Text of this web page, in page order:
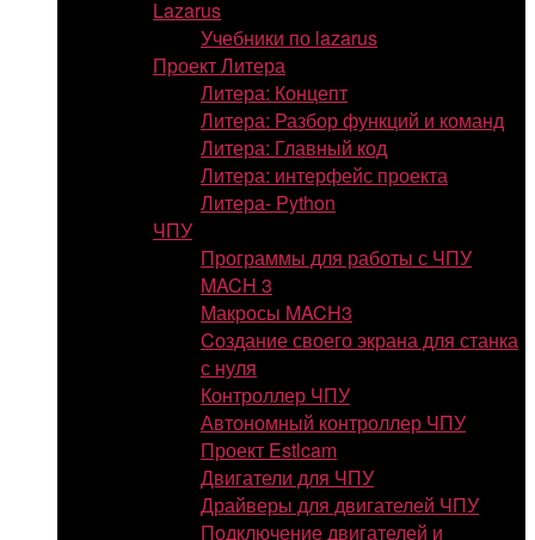
Lazarus
Учебники по lazarus
Проект Литера
Литера: Концепт
Литера: Разбор функций и команд
Литера: Главный код
Литера: интерфейс проекта
Литера- Python
ЧПУ
Программы для работы с ЧПУ
MACH 3
Макросы MACH3
Cоздание своего экрана для станка
с нуля
Контроллер ЧПУ
Автономный контроллер ЧПУ
Проект Estlcam
Двигатели для ЧПУ
Драйверы для двигателей ЧПУ
Подключение двигателей и